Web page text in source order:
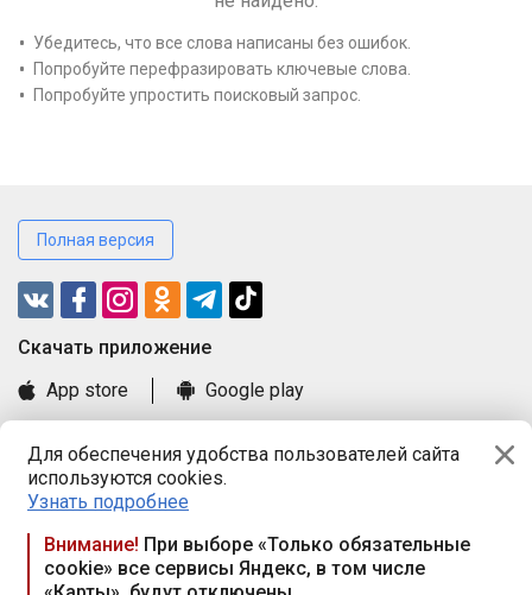
Для обеспечения удобства пользователей сайта
используются cookies.
Узнать подробнее
Внимание! При выборе «Только обязательные
cookie» все сервисы Яндекс, в том числе
Убедитесь, что все слова написаны без ошибок.
Попробуйте перефразировать ключевые слова.
Попробуйте упростить поисковый запрос.
Полная версия
Cкачать приложение
App store
Google play
Книга замечаний и предложений
Правила и документы
Praca.by © 2000—2026, ООО «ПРАЦА БАЙ»
Республика Беларусь, 220114, г. Минск, пр-т Независимости
117а, пом. № 9.